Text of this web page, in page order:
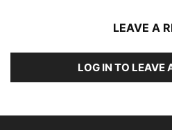
LEAVE A
LOG IN TO LEAVE